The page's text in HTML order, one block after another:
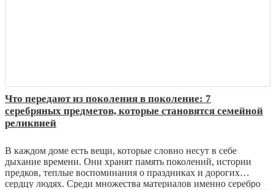
Что передают из поколения в поколение: 7
серебряных предметов, которые становятся семейной
реликвией
В каждом доме есть вещи, которые словно несут в себе
дыхание времени. Они хранят память поколений, истории
предков, теплые воспоминания о праздниках и дорогих
сердцу людях. Среди множества материалов именно серебро